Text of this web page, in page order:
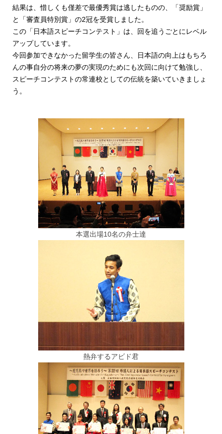
結果は、惜しくも僅差で最優秀賞は逃したものの、「奨励賞」
と「審査員特別賞」の2冠を受賞しました。
この「日本語スピーチコンテスト」は、回を追うごとにレベル
アップしています。
今回参加できなかった留学生の皆さん、日本語の向上はもちろ
んの事自分の将来の夢の実現のためにも次回に向けて勉強し、
スピーチコンテストの常連校としての伝統を築いていきましょ
う。
本選出場10名の弁士達
熱弁するアビド君